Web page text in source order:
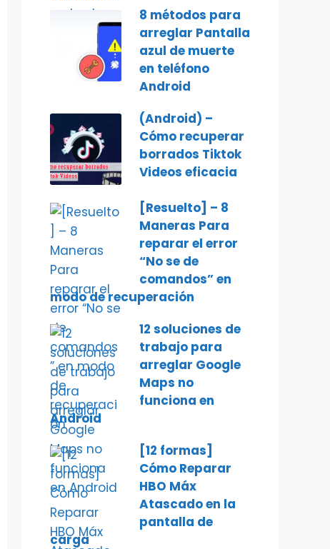
8 métodos para
arreglar Pantalla
azul de muerte
en teléfono
Android
(Android) –
Cómo recuperar
borrados Tiktok
Videos eficacia
[Resuelto] – 8
Maneras Para
reparar el error
“No se de
comandos” en
modo de recuperación
12 soluciones de
trabajo para
arreglar Google
Maps no
funciona en
Android
[12 formas]
Cómo Reparar
HBO Máx
Atascado en la
pantalla de
carga